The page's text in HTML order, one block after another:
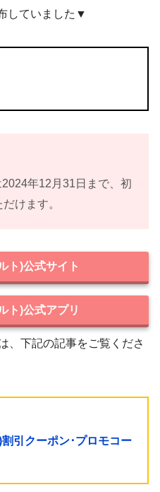
していました▼
年12月31日まで、初
けます。
)公式サイト
)公式アプリ
、下記の記事をご覧くださ
引クーポン･プロモコー